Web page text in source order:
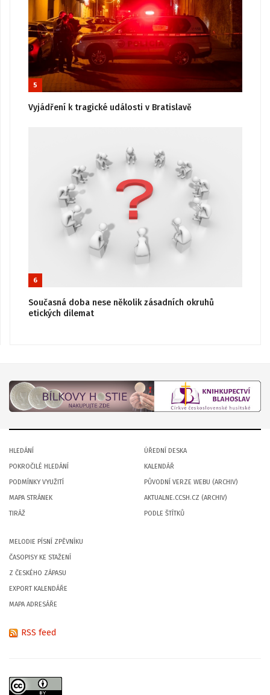
5
Vyjádření k tragické události v Bratislavě
6
Současná doba nese několik zásadních okruhů
etických dilemat
HLEDÁNÍ
POKROČILÉ HLEDÁNÍ
PODMÍNKY VYUŽITÍ
MAPA STRÁNEK
TIRÁŽ
ÚŘEDNÍ DESKA
KALENDÁŘ
PŮVODNÍ VERZE WEBU (ARCHIV)
AKTUALNE.CCSH.CZ (ARCHIV)
PODLE ŠTÍTKŮ
MELODIE PÍSNÍ ZPĚVNÍKU
ČASOPISY KE STAŽENÍ
Z ČESKÉHO ZÁPASU
EXPORT KALENDÁŘE
MAPA ADRESÁŘE
RSS feed